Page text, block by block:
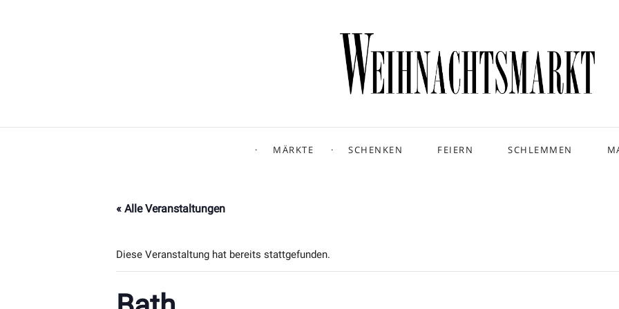
MÄRKTE SCHENKEN FEIERN SCHLEMMEN
« Alle Veranstaltungen
Diese Veranstaltung hat bereits stattgefunden.